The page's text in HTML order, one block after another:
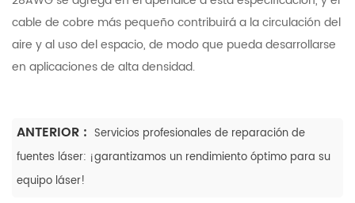
cable de cobre más pequeño contribuirá a la circulación del
aire y al uso del espacio, de modo que pueda desarrollarse
en aplicaciones de alta densidad.
ANTERIOR : Servicios profesionales de reparación de
fuentes láser: ¡garantizamos un rendimiento óptimo para su
equipo láser!